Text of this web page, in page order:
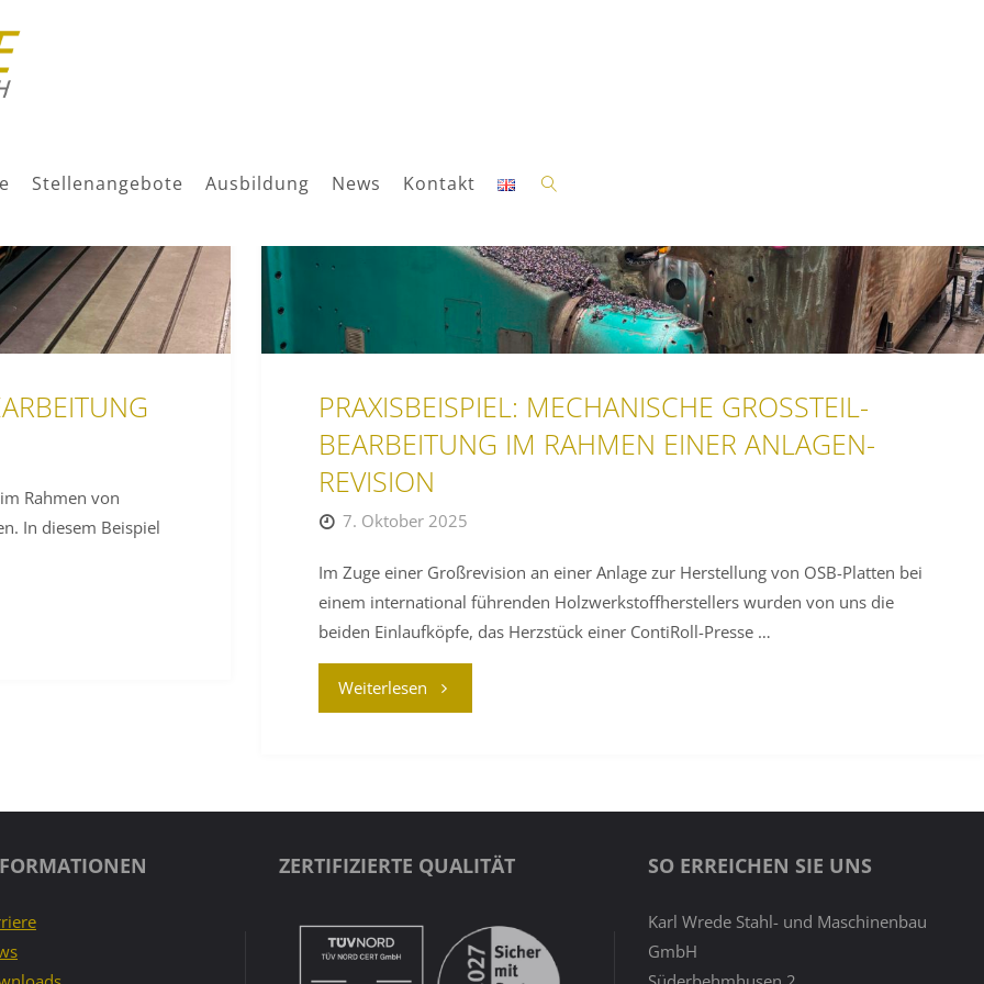
Stellenangebote Ausbildung News Kontakt
Rahmen von
In diesem Beispiel
PRAXISBEISPIEL: MECHANISCHE GROSSTEIL-
BEARBEITUNG IM RAHMEN EINER ANLAGEN-
REVISION
7. Oktober 2025
Im Zuge einer Großrevision an einer Anlage zur Herstellung von OSB-Platten bei
einem international führenden Holzwerkstoffherstellers wurden von uns die
beiden Einlaufköpfe, das Herzstück einer ContiRoll-Presse …
Weiterlesen "PRAXISBEISPIEL:
RAHMEN
ZERTIFIZIERTE QUALITÄT SO ERREICHEN SIE UNS
Karl Wrede Stahl- und Maschinenbau
GmbH